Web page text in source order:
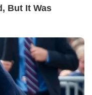
Pedoman Media Siber
Hubungi Kami